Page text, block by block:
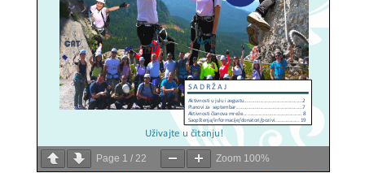
Page 1 / 22 Zoom 100%